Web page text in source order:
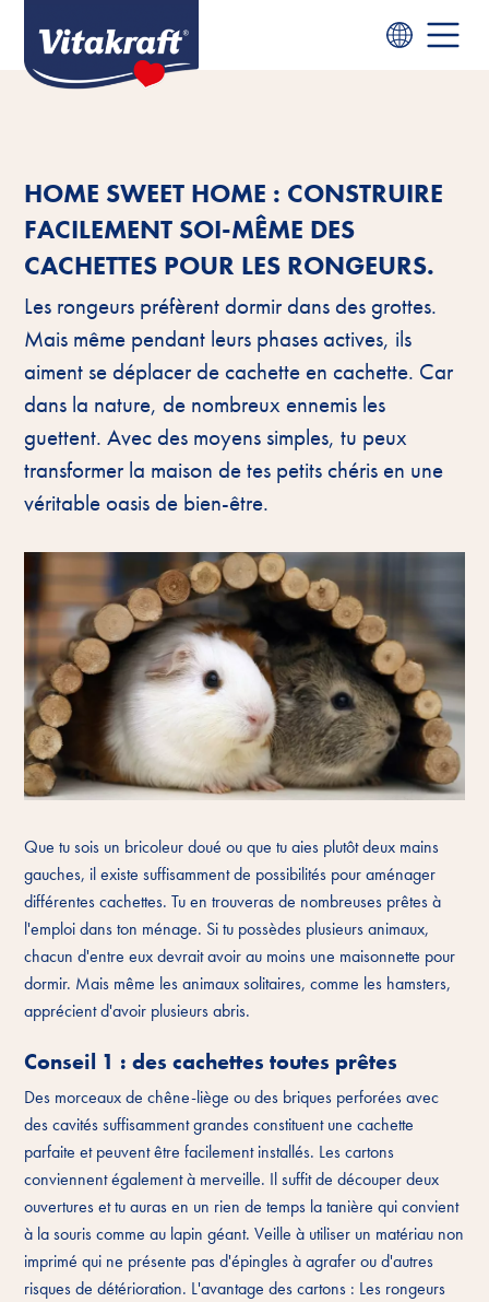
HOME SWEET HOME : CONSTRUIRE
FACILEMENT SOI-MÊME DES
CACHETTES POUR LES RONGEURS.
Les rongeurs préfèrent dormir dans des grottes.
Mais même pendant leurs phases actives, ils
aiment se déplacer de cachette en cachette. Car
dans la nature, de nombreux ennemis les
guettent. Avec des moyens simples, tu peux
transformer la maison de tes petits chéris en une
véritable oasis de bien-être.
Que tu sois un bricoleur doué ou que tu aies plutôt deux mains
gauches, il existe suffisamment de possibilités pour aménager
différentes cachettes. Tu en trouveras de nombreuses prêtes à
l'emploi dans ton ménage. Si tu possèdes plusieurs animaux,
chacun d'entre eux devrait avoir au moins une maisonnette pour
dormir. Mais même les animaux solitaires, comme les hamsters,
apprécient d'avoir plusieurs abris.
Conseil 1 : des cachettes toutes prêtes
Des morceaux de chêne-liège ou des briques perforées avec
des cavités suffisamment grandes constituent une cachette
parfaite et peuvent être facilement installés. Les cartons
conviennent également à merveille. Il suffit de découper deux
ouvertures et tu auras en un rien de temps la tanière qui convient
à la souris comme au lapin géant. Veille à utiliser un matériau non
imprimé qui ne présente pas d'épingles à agrafer ou d'autres
risques de détérioration. L'avantage des cartons : Les rongeurs